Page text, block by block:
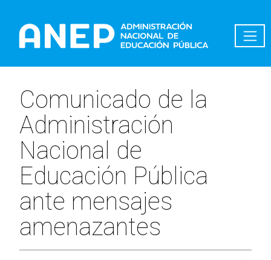
Comunicado de la
Administración
Nacional de
Educación Pública
ante mensajes
amenazantes